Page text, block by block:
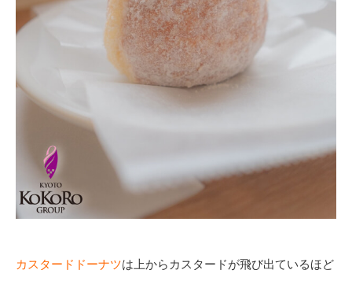
カスタードドーナツは上からカスタードが飛び出ているほど